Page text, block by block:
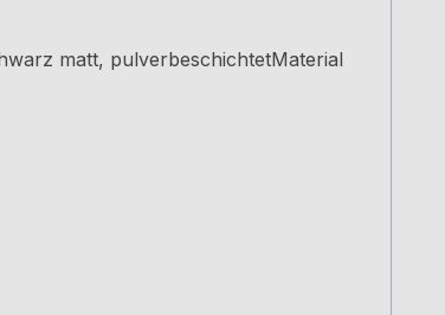
matt, pulverbeschichtetMaterial